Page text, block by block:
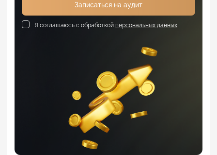
Записаться на аудит
Я соглашаюсь с обработкой персональных данных